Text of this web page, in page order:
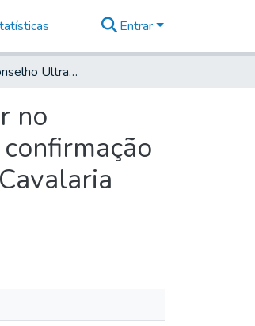
Entrar
Provizão do Conselho Ultramarino sobre o General informar no Requerimento de Miguel Martins de Siqueira, em que pedia confirmação do Posto de Capitam da 4ª Companhia do 2° Regimento de Cavalaria Milliciana etc.
no